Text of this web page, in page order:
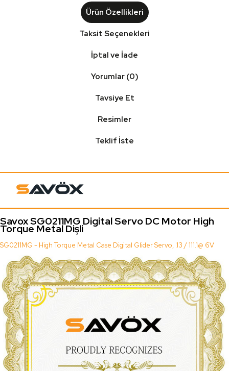
Ürün Özellikleri
Taksit Seçenekleri
İptal ve İade
Yorumlar (0)
Tavsiye Et
Resimler
Teklif İste
Savox SG0211MG Digital Servo DC Motor High
Torque Metal Dişli
SG0211MG - High Torque Metal Case Digital Glider Servo, .13 / 111.1@ 6V